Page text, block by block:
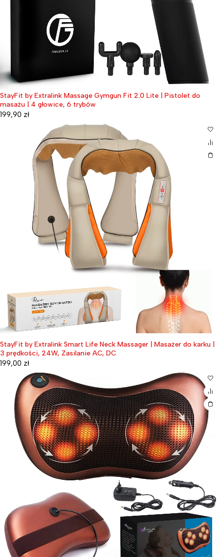
StayFit by Extralink Massage Gymgun Fit 2.0 Lite | Pistolet do
masażu | 4 głowice, 6 trybów
199,90 zł
StayFit by Extralink Smart Life Neck Massager | Masażer do karku |
3 prędkości, 24W, Zasilanie AC, DC
199,00 zł